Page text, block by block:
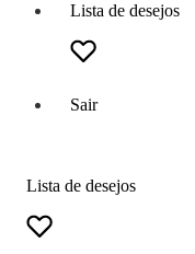
Lista de desejos
Sair
Lista de desejos